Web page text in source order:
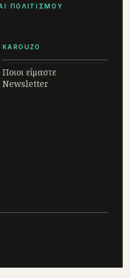
ΠΟΛΙΤΙΣΜΟΥ
KAROUZO
Ποιοι είμαστε
Newsletter